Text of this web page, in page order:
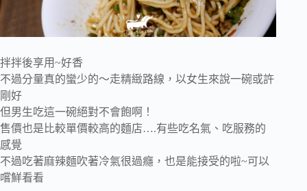
拌拌後享用~好香
不過分量真的蠻少的～走精緻路線，以女生來說一碗或許
剛好
但男生吃這一碗絕對不會飽啊！
售價也是比較單價較高的麵店….有些吃名氣、吃服務的
感覺
不過吃著麻辣麵吹著冷氣很過癮，也是能接受的啦~可以
嚐鮮看看